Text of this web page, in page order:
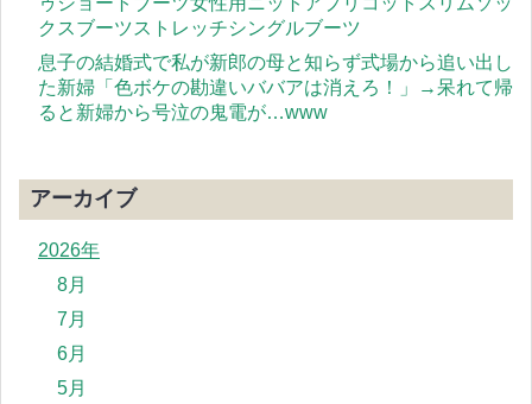
クスブーツストレッチシングルブーツ
息子の結婚式で私が新郎の母と知らず式場から追い出し
た新婦「色ボケの勘違いババアは消えろ！」→呆れて帰
ると新婦から号泣の鬼電が…www
アーカイブ
2026年
8月
7月
6月
5月